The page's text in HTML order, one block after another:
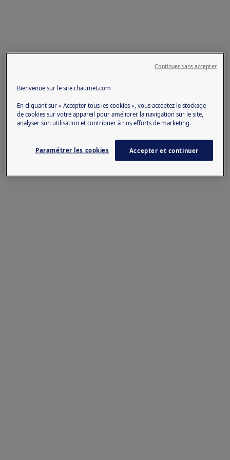
Bienvenue sur le site chaumet.com
En cliquant sur « Accepter tous les cookies », vous acceptez le stockage
de cookies sur votre appareil pour améliorer la navigation sur le site,
analyser son utilisation et contribuer à nos efforts de marketing.
Paramétrer les cookies Accepter et continuer
Continuer sans accepter